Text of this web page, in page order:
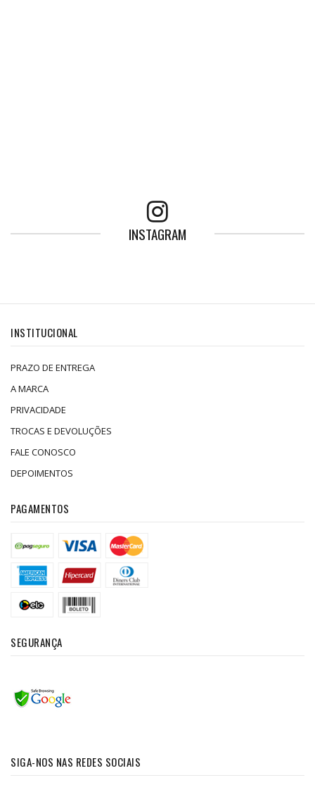
INSTAGRAM
INSTITUCIONAL
PRAZO DE ENTREGA
A MARCA
PRIVACIDADE
TROCAS E DEVOLUÇÕES
FALE CONOSCO
DEPOIMENTOS
PAGAMENTOS
SEGURANÇA
SIGA-NOS NAS REDES SOCIAIS